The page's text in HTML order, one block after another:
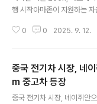
행 시작아마존이 지원하는
으로 한 승차 서비스를 시작
가받고 있습니다.Zoox는 지
스베이거스 스트립 내 특정
제공하기 시작했으며, 수개
0 0 2025. 9. 12.
중국 전기차 시장, 네
m 중고차 등장
중국 전기차 시장, 네이쥐안